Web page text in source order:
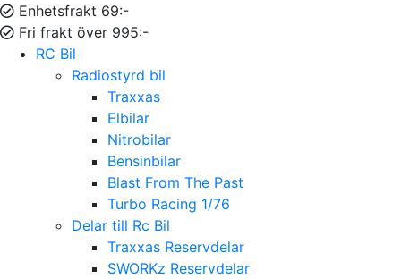
Enhetsfrakt 69:-
Fri frakt över 995:-
RC Bil
Radiostyrd bil
Traxxas
Elbilar
Nitrobilar
Bensinbilar
Blast From The Past
Turbo Racing 1/76
Delar till Rc Bil
Traxxas Reservdelar
SWORKz Reservdelar